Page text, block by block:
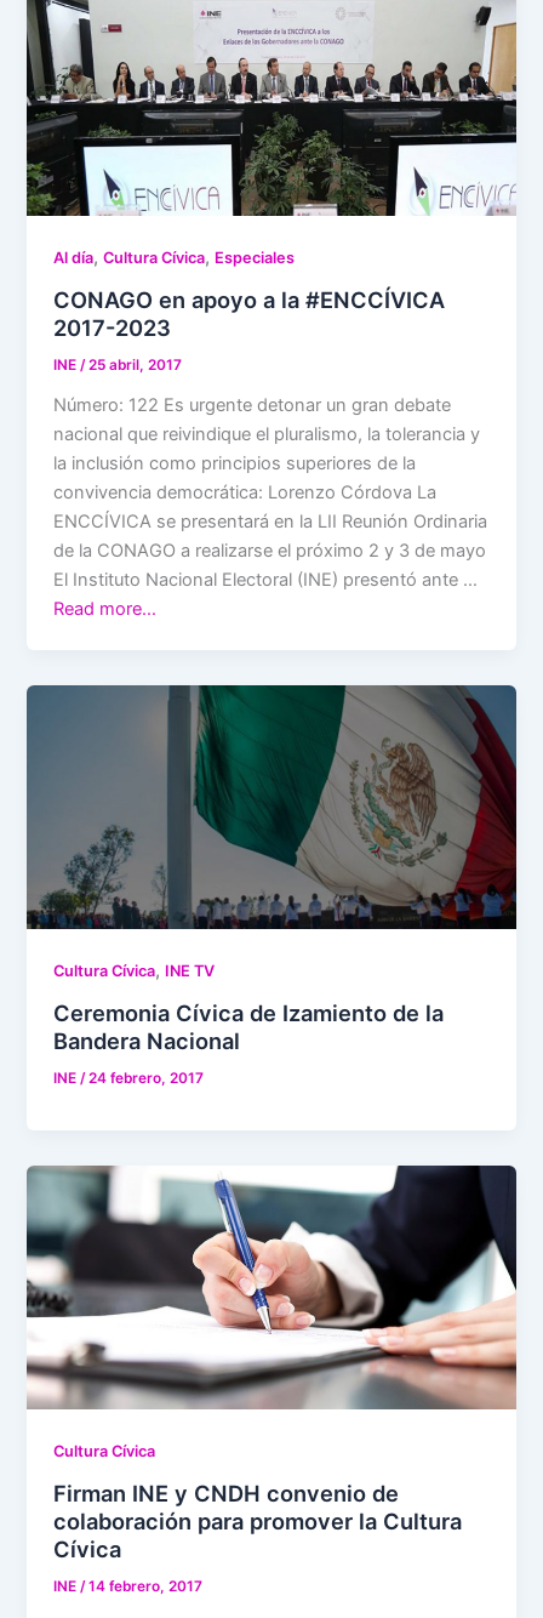
Al día,Cultura Cívica, Especiales
CONAGO en apoyo a la #ENCCÍVICA
2017-2023
INE/25 abril, 2017
Número: 122 Es urgente detonar un gran debate
nacional que reivindique el pluralismo, la tolerancia y
la inclusión como principios superiores de la
convivencia democrática: Lorenzo Córdova La
ENCCÍVICA se presentará en la LII Reunión Ordinaria
de la CONAGO a realizarse el próximo 2 y 3 de mayo
El Instituto Nacional Electoral (INE) presentó ante …
Read more…
Cultura Cívica, INE TV
Ceremonia Cívica de Izamiento de la
Bandera Nacional
INE /24 febrero, 2017
Cultura Cívica
Firman INE y CNDH convenio de
colaboración para promover la Cultura
Cívica
INE /14 febrero, 2017